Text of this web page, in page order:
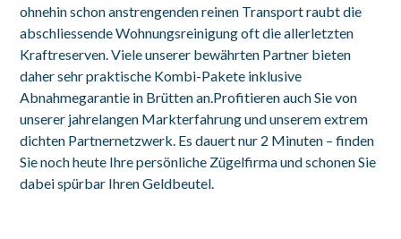
ohnehin schon anstrengenden reinen Transport raubt die
abschliessende Wohnungsreinigung oft die allerletzten
Kraftreserven. Viele unserer bewährten Partner bieten
daher sehr praktische Kombi-Pakete inklusive
Abnahmegarantie in Brütten an.Profitieren auch Sie von
unserer jahrelangen Markterfahrung und unserem extrem
dichten Partnernetzwerk. Es dauert nur 2 Minuten – finden
Sie noch heute Ihre persönliche Zügelfirma und schonen Sie
dabei spürbar Ihren Geldbeutel.